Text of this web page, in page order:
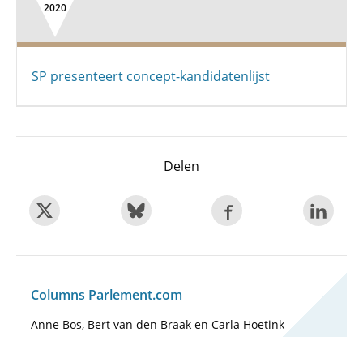
2020
SP presenteert concept-kandidatenlijst
Delen
Columns Parlement.com
Anne Bos, Bert van den Braak en Carla Hoetink